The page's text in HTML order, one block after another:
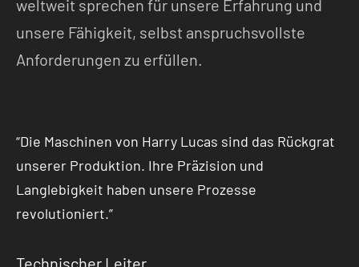
weltweit sprechen für unsere Erfahrung und
unsere Fähigkeit, selbst anspruchsvollste
Anforderungen zu erfüllen.
“Die Maschinen von Harry Lucas sind das Rückgrat
unserer Produktion. Ihre Präzision und
Langlebigkeit haben unsere Prozesse
revolutioniert.”
Technischer Leiter